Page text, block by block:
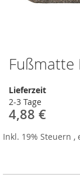
Fußmatte
Lieferzeit
2-3 Tage
4,88 €
Inkl. 19% Steuern ,
Zum
Anfang
der
Bildergalerie
springen